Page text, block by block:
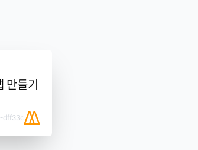
만들기
dff33c